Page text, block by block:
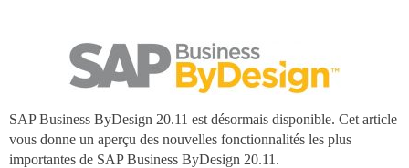
SAP Business ByDesign 20.11 est désormais disponible. Cet article
vous donne un aperçu des nouvelles fonctionnalités les plus
importantes de SAP Business ByDesign 20.11.